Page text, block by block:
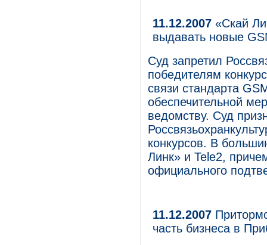
11.12.2007 «Скай
выдавать новые
Суд запретил
победителям
связи стандарта
обеспечительной
ведомству. Суд
конкурсов. В
Линк» и Tele2,
официального
11.12.2007
часть бизнеса в